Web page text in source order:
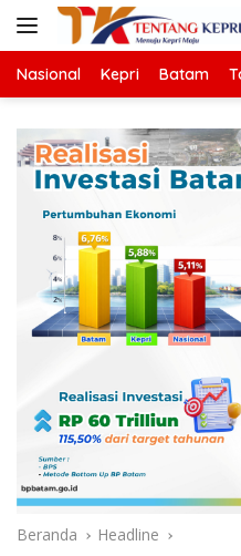
Langsung
Nasional Kepri Batam
Beranda Headline